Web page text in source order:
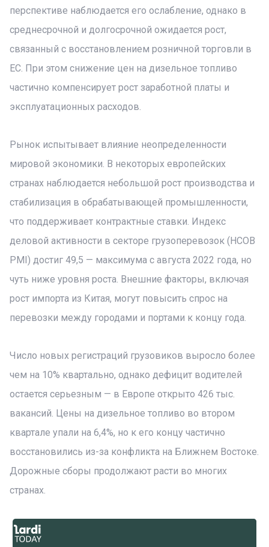
перспективе наблюдается его ослабление, однако в
среднесрочной и долгосрочной ожидается рост,
связанный с восстановлением розничной торговли в
ЕС. При этом снижение цен на дизельное топливо
частично компенсирует рост заработной платы и
эксплуатационных расходов.
Рынок испытывает влияние неопределенности
мировой экономики. В некоторых европейских
странах наблюдается небольшой рост производства и
стабилизация в обрабатывающей промышленности,
что поддерживает контрактные ставки. Индекс
деловой активности в секторе грузоперевозок (HCOB
PMI) достиг 49,5 — максимума с августа 2022 года, но
чуть ниже уровня роста. Внешние факторы, включая
рост импорта из Китая, могут повысить спрос на
перевозки между городами и портами к концу года.
Число новых регистраций грузовиков выросло более
чем на 10% квартально, однако дефицит водителей
остается серьезным — в Европе открыто 426 тыс.
вакансий. Цены на дизельное топливо во втором
квартале упали на 6,4%, но к его концу частично
восстановились из-за конфликта на Ближнем Востоке.
Дорожные сборы продолжают расти во многих
странах.